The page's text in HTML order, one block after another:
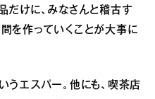
だけに、みなさんと稽古す
を作っていくことが大事に
うエスパー。他にも、喫茶店